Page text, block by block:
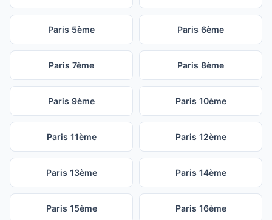
Paris 5ème Paris 6ème
Paris 7ème Paris 8ème
Paris 9ème Paris 10ème
Paris 11ème Paris 12ème
Paris 13ème Paris 14ème
Paris 15ème Paris 16ème